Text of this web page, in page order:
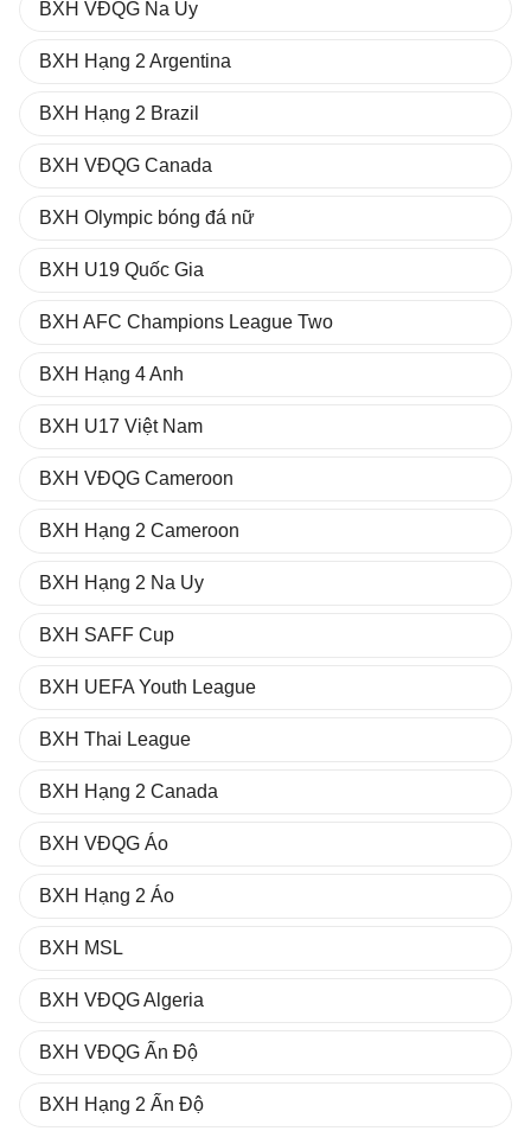
BXH VĐQG Na Uy
BXH Hạng 2 Argentina
BXH Hạng 2 Brazil
BXH VĐQG Canada
BXH Olympic bóng đá nữ
BXH U19 Quốc Gia
BXH AFC Champions League Two
BXH Hạng 4 Anh
BXH U17 Việt Nam
BXH VĐQG Cameroon
BXH Hạng 2 Cameroon
BXH Hạng 2 Na Uy
BXH SAFF Cup
BXH UEFA Youth League
BXH Thai League
BXH Hạng 2 Canada
BXH VĐQG Áo
BXH Hạng 2 Áo
BXH MSL
BXH VĐQG Algeria
BXH VĐQG Ấn Độ
BXH Hạng 2 Ấn Độ